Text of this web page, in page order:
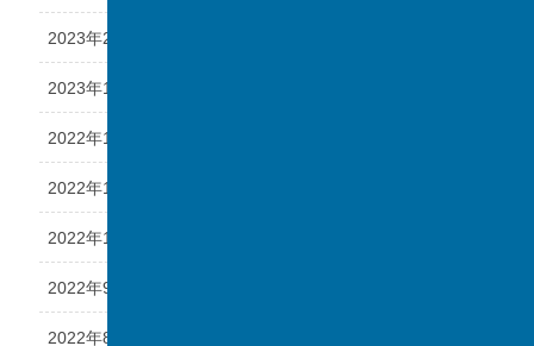
2023年2月
2023年1月
2022年12月
2022年11月
2022年10月
2022年9月
2022年8月